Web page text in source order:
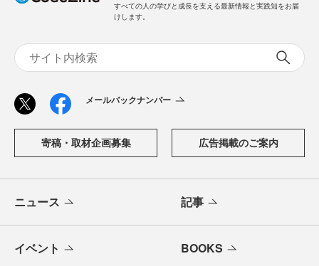
すべての人の学びと成長を支える最新情報と実践知をお届
けします。
メールバックナンバー
寄稿・取材企画募集 広告掲載のご案内
ニュース 記事
イベント BOOKS